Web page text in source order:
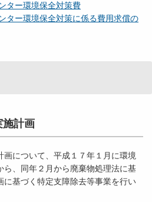
ター環境保全対策費
ター環境保全対策に係る費用求償の
施計画
について、平成１７年１月に環境
ら、同年２月から廃棄物処理法に基
に基づく特定支障除去等事業を行い